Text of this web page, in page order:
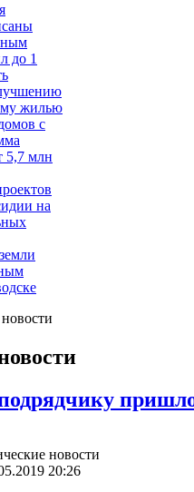
до 1
жилью
с
5,7 млн
на
новости
20:26